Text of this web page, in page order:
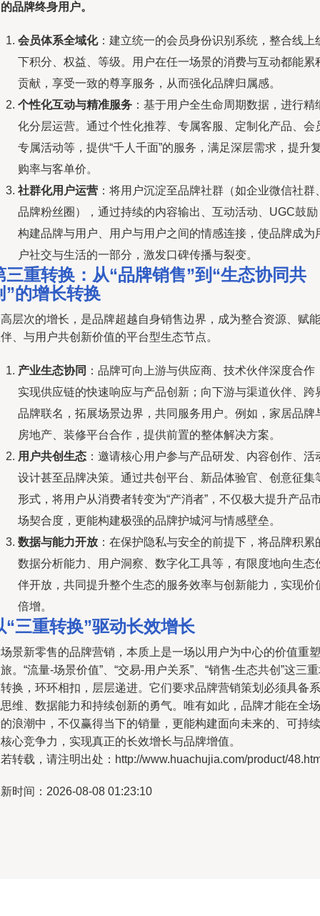
品牌终身用户。
会员体系全域化：建立统一的会员身份识别系统，整合线上
下积分、权益、等级。用户在任一场景的消费与互动都能累
贡献，享受一致的尊享服务，从而强化品牌归属感。
个性化互动与精准服务 ：基于用户全生命周期数据，进行精
化分层运营。通过个性化推荐、专属客服、定制化产品、会
专属活动等，提供“千人千面”的服务，满足深层需求，提升
购率与客单价。
社群化用户运营 ：将用户沉淀至品牌社群（如企业微信社群
品牌粉丝圈），通过持续的内容输出、互动活动、UGC鼓励
构建品牌与用户、用户与用户之间的情感连接，使品牌成为
户社交与生活的一部分，激发口碑传播与裂变。
三重转换：从“品牌销售”到“生态协同共
”的增长转换
层次的增长，是品牌超越自身销售边界，成为整合资源、赋能
、与用户共创新价值的平台型生态节点。
产业生态协同 ：品牌可向上游与供应商、技术伙伴深度合作
实现供应链的快速响应与产品创新；向下游与渠道伙伴、跨
品牌联名，拓展场景边界，共同服务用户。例如，家居品牌
房地产、装修平台合作，提供前置的整体解决方案。
用户共创生态 ：邀请核心用户参与产品研发、内容创作、活
设计甚至品牌决策。通过共创平台、新品体验官、创意征集
形式，将用户从消费者转变为“产消者”，不仅极大提升产品
场契合度，更能构建极强的品牌护城河与情感壁垒。
数据与能力开放 ：在保护隐私与安全的前提下，将品牌积累
数据分析能力、用户洞察、数字化工具等，有限度地向生态
伴开放，共同提升整个生态的服务效率与创新能力，实现价
倍增。
“三重转换”驱动长效增长
景新零售的品牌营销，本质上是一场以用户为中心的价值重塑
。“流量-场景价值”、“交易-用户关系”、“销售-生态共创”这三
换，环环相扣，层层递进。它们要求品牌营销策划必须具备系
维、数据能力和持续创新的勇气。唯有如此，品牌才能在全场
浪潮中，不仅赢得当下的销量，更能构建面向未来的、可持续
心竞争力，实现真正的长效增长与品牌增值。
转载，请注明出处：http://www.huachujia.com/product/
时间：2026-08-08 01:23:10